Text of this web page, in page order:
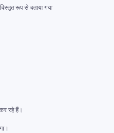
रूप से बताया गया
रहे हैं।